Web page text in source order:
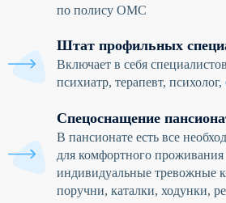
по полису ОМС
Штат профильных
Включает в себя
психиатр, терапевт,
Спецоснащение
В пансионате есть все
для комфортного
индивидуальные тревожные
поручни, каталки, ходунки,